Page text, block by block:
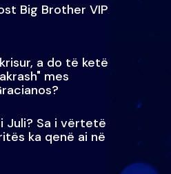
Big Brother VIP
a do të ketë
mes
Juli? Sa i vërtetë
ka qenë ai në